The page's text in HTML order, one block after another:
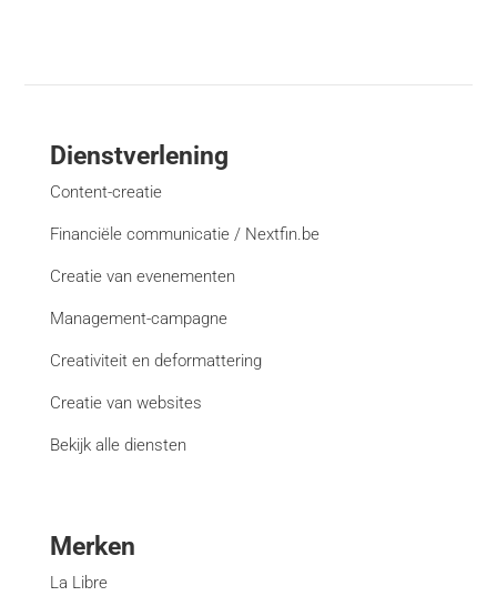
Dienstverlening
Content-creatie
Financiële communicatie / Nextfin.be
Creatie van evenementen
Management-campagne
Creativiteit en deformattering
Creatie van websites
Bekijk alle diensten
Merken
La Libre